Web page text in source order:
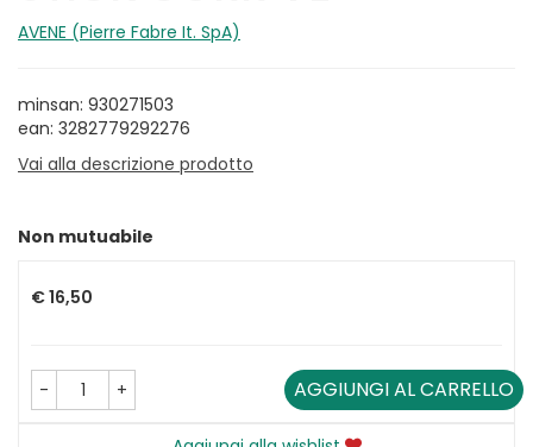
AVENE (Pierre Fabre It. SpA)
minsan: 930271503
ean: 3282779292276
Vai alla descrizione prodotto
Non mutuabile
€ 16,50
- + AGGIUNGI AL CARRELLO